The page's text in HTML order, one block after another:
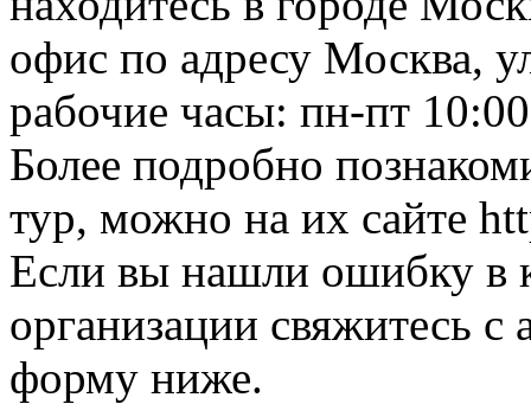
офис по адресу Москва,
рабочие часы: пн-пт
Более подробно
тур, можно на их сайте
Если вы нашли ошибку в
организации свяжитесь
форму ниже.